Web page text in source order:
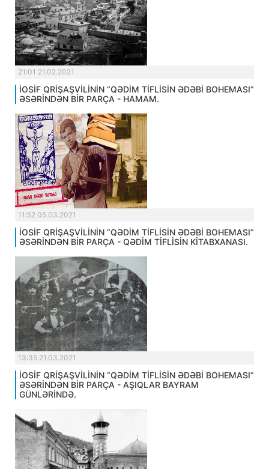
21:01 21.02.2021
İOSİF QRİŞAŞVİLİNİN “QƏDİM TİFLİSİN ƏDƏBİ BOHEMASI”
ƏSƏRİNDƏN BİR PARÇA - HAMAM.
11:52 05.03.2021
İOSİF QRİŞAŞVİLİNİN “QƏDİM TİFLİSİN ƏDƏBİ BOHEMASI”
ƏSƏRİNDƏN BİR PARÇA - QƏDİM TİFLİSİN KİTABXANASI.
13:35 21.03.2021
İOSİF QRİŞAŞVİLİNİN “QƏDİM TİFLİSİN ƏDƏBİ BOHEMASI”
ƏSƏRİNDƏN BİR PARÇA - AŞIQLAR BAYRAM
GÜNLƏRİNDƏ.